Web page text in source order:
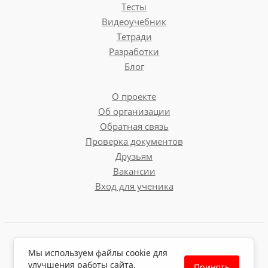
Тесты
Видеоучебник
Тетради
Разработки
Блог
О проекте
Об организации
Обратная связь
Проверка документов
Друзьям
Вакансии
Вход для ученика
Политика обработки персональных данных
Мы используем файлы cookie для
улучшения работы сайта.